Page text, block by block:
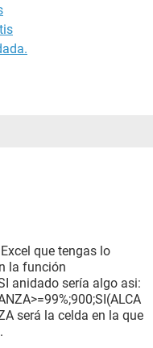
que tengas lo
la función
anidado sería algo asi:
será la celda en la que